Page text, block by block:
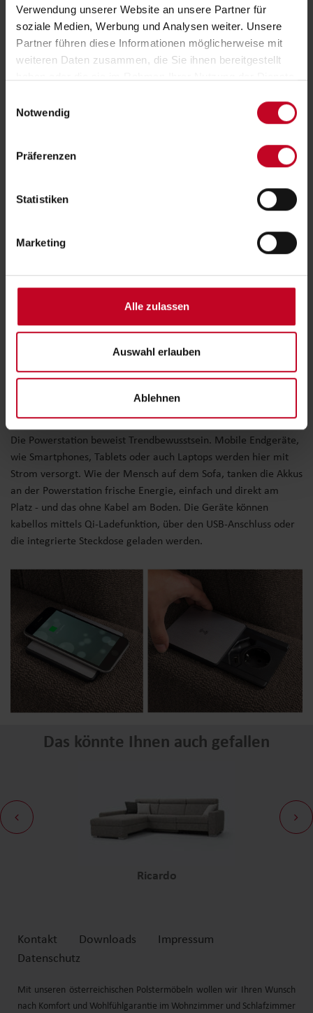
Verwendung unserer Website an unsere Partner für
soziale Medien, Werbung und Analysen weiter. Unsere
Partner führen diese Informationen möglicherweise mit
weiteren Daten zusammen, die Sie ihnen bereitgestellt
Notwendig
Präferenzen
Statistiken
Marketing
Alle zulassen
Auswahl erlauben
Ablehnen
Komfortlehne
Flexibilität für die perfekte Entlastung von Rücken- und
Nackenmuskulatur: Die integrierte Funktionskopfstütze kann
bietet sie für Niedrig- oder Hochlehner mit unterschiedlichen
Powerstation
Die Powerstation beweist Trendbewusstsein. Mobile Endgeräte,
wie Smartphones, Tablets oder auch Laptops werden hier mit
Strom versorgt. Wie der Mensch auf dem Sofa, tanken die Akkus
an der Powerstation frische Energie, einfach und direkt am
Platz - und das ohne Kabel am Boden. Die Geräte können
kabellos mittels Qi-Ladefunktion, über den USB-Anschluss oder
die integrierte Steckdose geladen werden.
Das könnte Ihnen auch gefallen
Ricardo
Kontakt Downloads
Impressum
Datenschutz
Mit unseren österreichischen Polstermöbeln wollen wir Ihren Wunsch
nach Komfort und Wohlfühlgarantie im Wohnzimmer und Schlafzimmer